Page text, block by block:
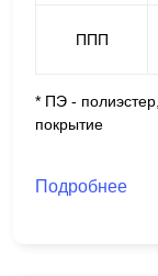
ППП
* ПЭ -
покрытие
Подробнее